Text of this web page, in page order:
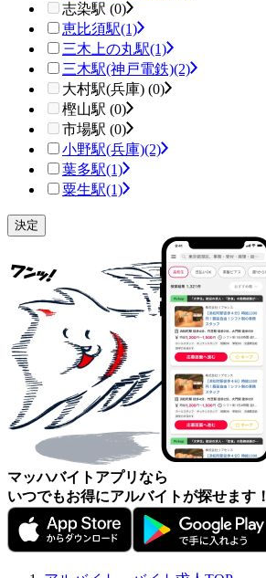
志染駅 (0)
恵比須駅(1)
三木上の丸駅(1)
三木駅(神戸電鉄)(2)
大村駅(兵庫) (0)
樫山駅 (0)
市場駅 (0)
小野駅(兵庫)(2)
葉多駅(1)
粟生駅(1)
マッハバイトアプリなら
いつでもお得にアルバイトが探せます！